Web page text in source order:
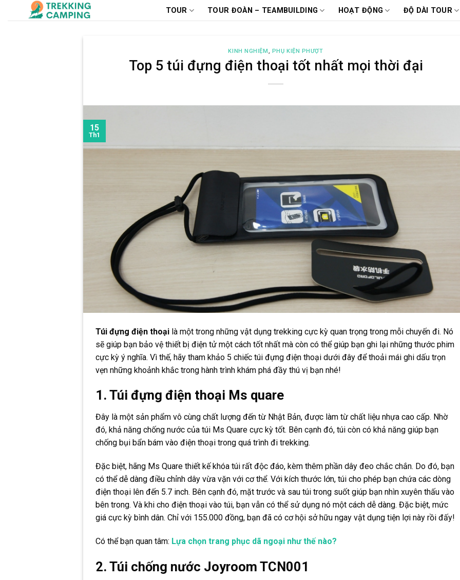
đến
TOUR TOUR ĐOÀN – TEAMBUILDING HOẠT ĐỘNG ĐỘ DÀI TOUR
KINH NGHIỆM, PHỤ KIỆN PHƯỢT
Top 5 túi đựng điện thoại tốt nhất mọi thời đại
15
Th1
Túi đựng điện thoại là một trong những vật dụng trekking cực kỳ quan trọng trong mỗi chuyến đi. Nó
sẽ giúp bạn bảo vệ thiết bị điện tử một cách tốt nhất mà còn có thể giúp bạn ghi lại những thước phim
cực kỳ ý nghĩa. Vì thế, hãy tham khảo 5 chiếc túi đựng điện thoại dưới đây để thoải mái ghi dấu trọn
vẹn những khoảnh khắc trong hành trình khám phá đầy thú vị bạn nhé!
1. Túi đựng điện thoại Ms quare
Đây là một sản phẩm vô cùng chất lượng đến từ Nhật Bản, được làm từ chất liệu nhựa cao cấp. Nhờ
đó, khả năng chống nước của túi Ms Quare cực kỳ tốt. Bên cạnh đó, túi còn có khả năng giúp bạn
chống bụi bẩn bám vào điện thoại trong quá trình đi trekking.
Đặc biệt, hãng Ms Quare thiết kế khóa túi rất độc đáo, kèm thêm phần dây đeo chắc chắn. Do đó, bạn
có thể dễ dàng điều chỉnh dây vừa vặn với cơ thể. Với kích thước lớn, túi cho phép bạn chứa các dòng
điện thoại lên đến 5.7 inch. Bên cạnh đó, mặt trước và sau túi trong suốt giúp bạn nhìn xuyên thấu vào
bên trong. Và khi cho điện thoại vào túi, bạn vẫn có thể sử dụng nó một cách dễ dàng. Đặc biệt, mức
giá cực kỳ bình dân. Chỉ với 155.000 đồng, bạn đã có cơ hội sở hữu ngay vật dụng tiện lợi này rồi đấy!
Có thể bạn quan tâm: Lựa chọn trang phục dã ngoại như thế nào?
2. Túi chống nước Joyroom TCN001